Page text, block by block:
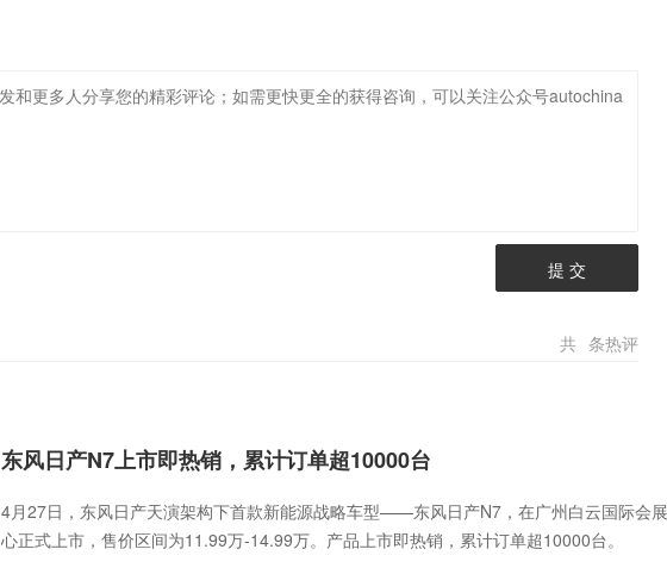
提 交
共 条热评
东风日产N7上市即热销，累计订单超10000台
4月27日，东风日产天演架构下首款新能源战略车型——东风日产N7，在广州白云国际会
心正式上市，售价区间为11.99万-14.99万。产品上市即热销，累计订单超10000台。